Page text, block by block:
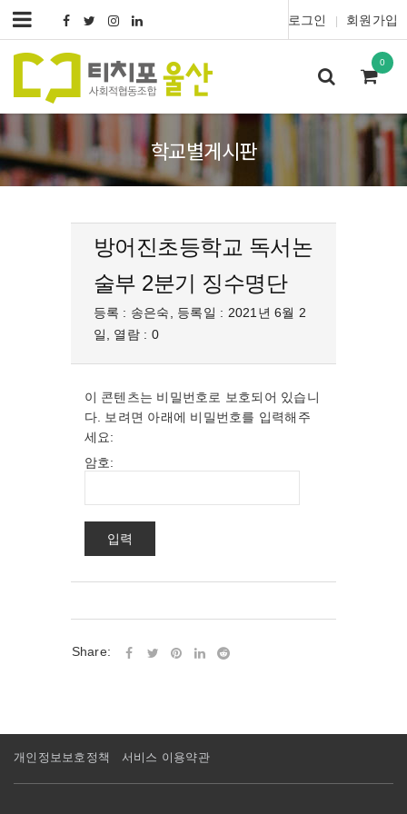
로그인 회원가입
0
학교별게시판
방어진초등학교 독서논
술부 2분기 징수명단
등록 : 송은숙, 등록일 : 2021년 6월 2
일, 열람 : 0
이 콘텐츠는 비밀번호로 보호되어 있습니
다. 보려면 아래에 비밀번호를 입력해주
세요:
암호:
Share:
개인정보보호정책 서비스 이용약관